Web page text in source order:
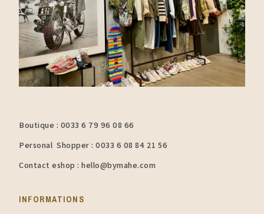
Boutique : 0033 6 79 96 08 66
Personal Shopper : 0033 6 08 84 21 56
Contact eshop : hello@bymahe.com
INFORMATIONS​